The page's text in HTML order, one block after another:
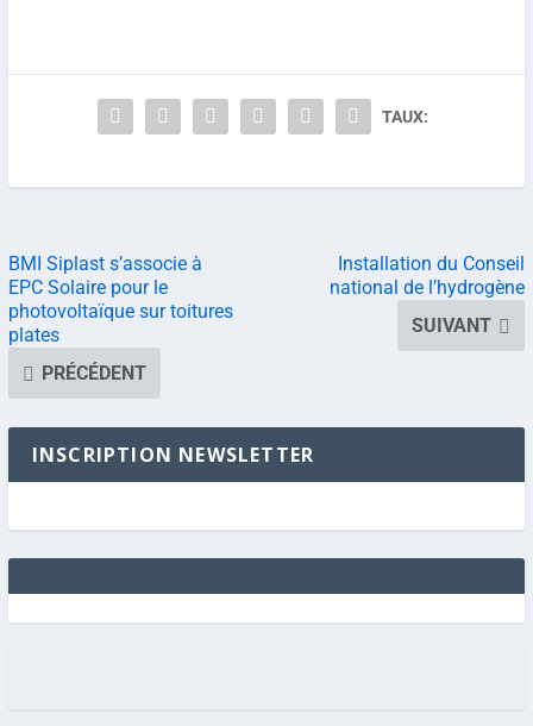
TAUX:
BMI Siplast s’associe à
EPC Solaire pour le
photovoltaïque sur toitures
plates
PRÉCÉDENT
Installation du Conseil
national de l’hydrogène
SUIVANT
INSCRIPTION NEWSLETTER